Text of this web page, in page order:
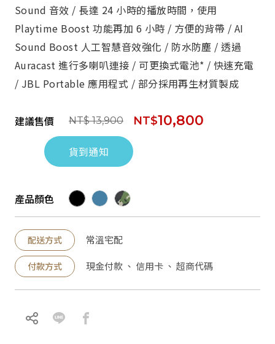
Sound 音效 / 長達 24 小時的播放時間，使用
Playtime Boost 功能再加 6 小時 / 方便的背帶 / AI
Sound Boost 人工智慧音效強化 / 防水防塵 / 透過
Auracast 進行多喇叭連接 / 可更換式電池* / 快速充電
/ JBL Portable 應用程式 / 部分採用再生材質製成
建議售價 NT$ 13,900 NT$10,800
貨到通知
產品顏色
配送方式 常溫宅配
付款方式 現金付款 、 信用卡 、 超商代碼